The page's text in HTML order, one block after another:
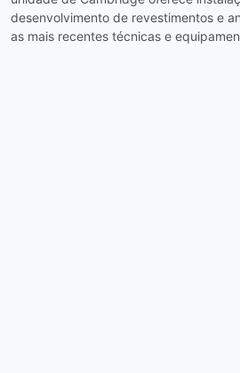
desenvolvimento de revestimentos e
as mais recentes técnicas e